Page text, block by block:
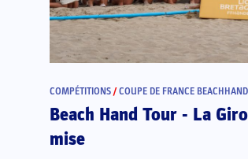
COMPÉTITIONS /COUPE DE FRANCE
Beach Hand Tour - La
mise